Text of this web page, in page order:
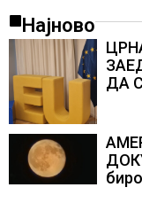
Најново
ДА